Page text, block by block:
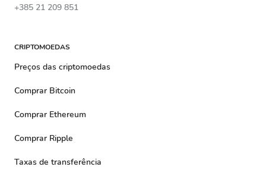
+385 21 209 851
CRIPTOMOEDAS
Preços das criptomoedas
Comprar Bitcoin
Comprar Ethereum
Comprar Ripple
Taxas de transferência